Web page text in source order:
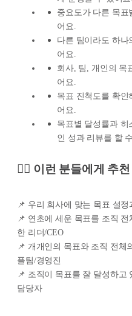
중요도가 다른 목
어요.
다른 팀이라도 하
어요.
회사, 팀, 개인의 목
어요.
목표 진척도를 확인
어요.
목표별 달성률과
인 성과 리뷰를 할
🙋‍♀️ 이런 분들에게 추
📌 우리 회사에 맞는 목표 설
📌 연초에 세운 목표를 조직
한 리더/CEO
📌 개개인의 목표와 조직 전체
플팀/경영진
📌 조직이 목표를 잘 달성하고
담당자